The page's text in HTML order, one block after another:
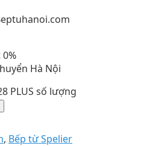
Hà Nội
PLUS số lượng
, Bếp từ Spelier